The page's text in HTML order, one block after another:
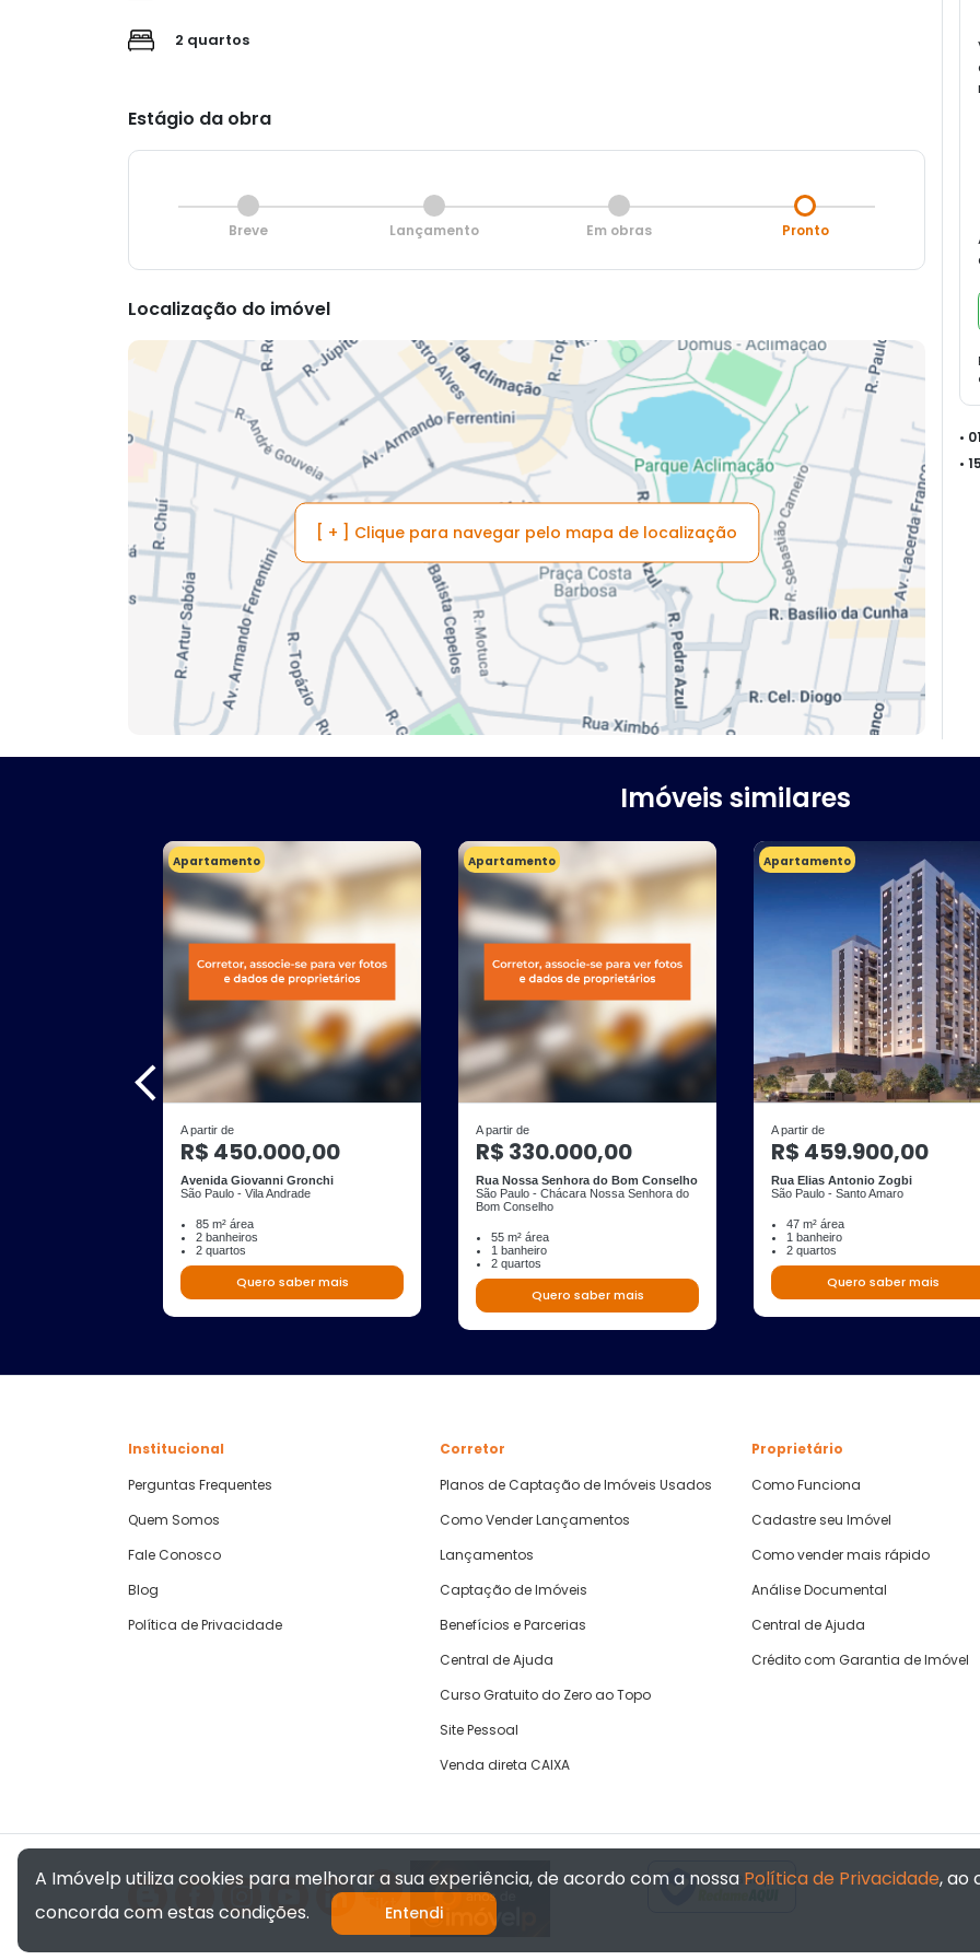
2 quartos
Estágio da obra
Breve Lançamento Em obras Pronto
Localização do imóvel
[ + ] Clique para navegar pelo mapa de localização
•
•
Imóveis similares
Apartamento
A partir de
R$ 450.000,00
Avenida Giovanni Gronchi
São Paulo - Vila Andrade
85 m² área
2 banheiros
2 quartos
Quero saber mais
Apartamento
A partir de
R$ 330.000,00
Rua Nossa Senhora do Bom Conselho
São Paulo - Chácara Nossa Senhora do
Bom Conselho
55 m² área
1 banheiro
2 quartos
Quero saber mais
Apartamento
A partir de
R$ 459.900,00
Rua Elias Antonio Zogbi
São Paulo - Santo Amaro
47 m² área
1 banheiro
2 quartos
Quero saber mais
Institucional
Perguntas Frequentes
Quem Somos
Fale Conosco
Blog
Política de Privacidade
Corretor
Planos de Captação de Imóveis Usados
Como Vender Lançamentos
Lançamentos
Captação de Imóveis
Benefícios e Parcerias
Central de Ajuda
Curso Gratuito do Zero ao Topo
Site Pessoal
Venda direta CAIXA
Proprietário
Como Funciona
Cadastre seu Imóvel
Como vender mais rápido
Análise Documental
Central de Ajuda
Crédito com Garantia de Imóvel
Verificada por
A Imóvelp utiliza cookies para melhorar a sua experiência, de acordo com a nossa Política de Privacidade, ao
concorda com estas condições.
Entendi